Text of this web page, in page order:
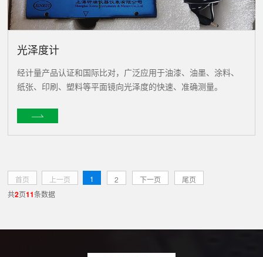
光泽度计
经计量产品认证和国际比对，广泛应用于油漆、油墨、涂料、
纸张、印刷、塑料等平面镜向光泽度的快速、准确测量。
首页 上一页 1 2 下一页
尾页
共2页11条数据